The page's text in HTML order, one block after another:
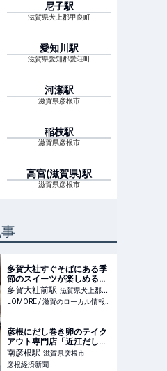
尼子駅
滋賀県犬上郡甲良町
愛知川駅
滋賀県愛知郡愛荘町
河瀬駅
滋賀県彦根市
稲枝駅
滋賀県彦根市
高宮(滋賀県)駅
滋賀県彦根市
多賀大社すぐそばにある季
節のスイーツが楽しめる穴
場カフェ♪
多賀大社前駅 滋賀県犬上郡多
賀町
LOMORE / 滋賀のローカル情報を発信するWEBメディア
彦根にだし巻き卵のテイク
アウト専門店「近江だし巻
き奉行」
南彦根駅 滋賀県彦根市
彦根経済新聞